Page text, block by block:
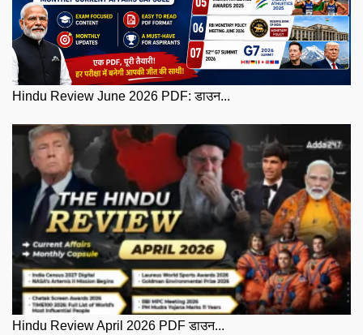
Hindu Review June 2026 PDF: डाउन...
Hindu Review April 2026 PDF डाउन...